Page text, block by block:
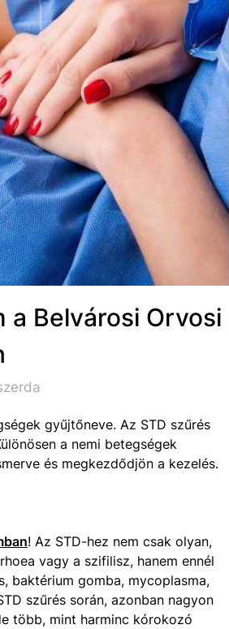
Belvárosi Orvosi
gyűjtőneve. Az STD szűrés
a nemi betegségek
és megkezdődjön a kezelés.
! Az STD-hez nem csak olyan,
vagy a szifilisz, hanem ennél
baktérium gomba, mycoplasma,
szűrés során, azonban nagyon
több, mint harminc kórokozó